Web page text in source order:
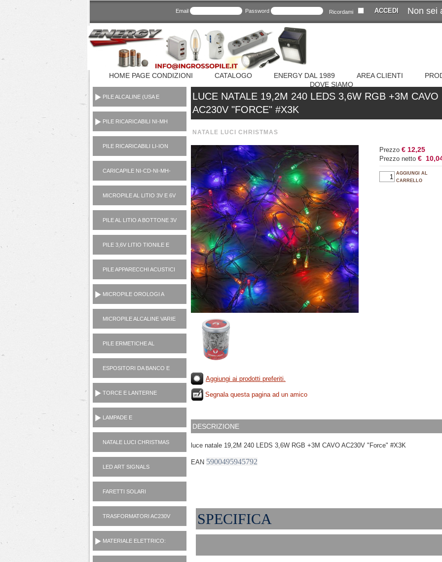
Email Password Ricordami Non sei
HOME PAGE CONDIZIONI CATALOGO ENERGY DAL 1989 AREA CLIENTI
DOVE SIAMO
PILE ALCALINE (USA E
GETTA CONSUMER)
PILE RICARICABILI NI-MH
1,2V
PILE RICARICABILI LI-ION
3,7V
CARICAPILE NI-CD-NI-MH-
LI-ION-POWER BANK
MICROPILE AL LITIO 3V E 6V
PILE AL LITIO A BOTTONE 3V
PILE 3,6V LITIO TIONILE E
3V LITIO MANGANESE (USA
PILE APPARECCHI ACUSTICI
1,4V ZINCO ARIA
MICROPILE OROLOGI A
PASTICCA OSSIDO
MICROPILE ALCALINE VARIE
(1,5V, 6V, 12V)
PILE ERMETICHE AL
PIOMBO 6V E 12V
ESPOSITORI DA BANCO E
TERRA
TORCE E LANTERNE
PORTATILI
LAMPADE E
ILLUMINOTECNICA
NATALE LUCI CHRISTMAS
LED ART SIGNALS
FARETTI SOLARI
TRASFORMATORI AC230V
AD ALIMENTATORI 12V
MATERIALE ELETTRICO:
VARIE
LUCE NATALE 19,2M 240 LEDS 3,6W RGB +3M CAVO
AC230V "FORCE" #X3K
NATALE LUCI CHRISTMAS
Aggiungi ai prodotti preferiti.
Segnala questa pagina ad un amico
Prezzo € 12,25
Prezzo netto €
AGGIUNGI AL
CARRELLO
DESCRIZIONE
luce natale 19,2M 240 LEDS 3,6W RGB +3M CAVO AC230V "Force" #X3K
EAN 5900495945792
SPECIFICA